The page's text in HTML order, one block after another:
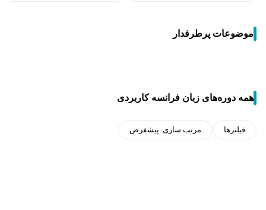
موضوعات پرطرفدار
همه دوره‌های زبان فرانسه کاربردی
فیلترها مرتب سازی: پیشفرض